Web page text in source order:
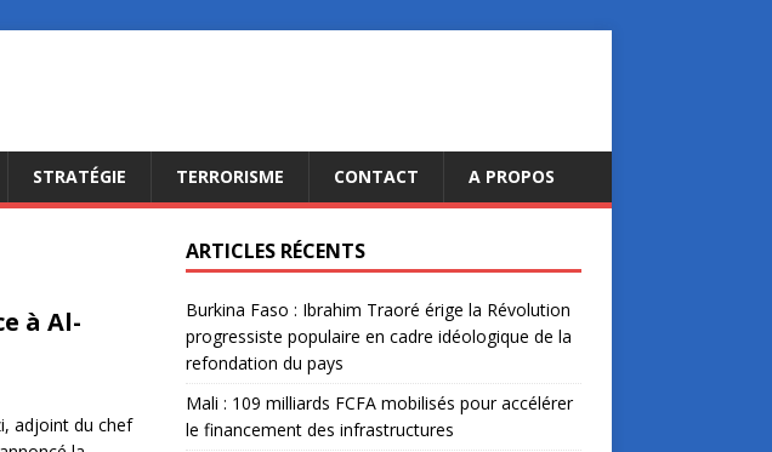
STRATÉGIE TERRORISME CONTACT A PROPOS
à Al-
adjoint du chef
ARTICLES RÉCENTS
Burkina Faso : Ibrahim Traoré érige la Révolution
progressiste populaire en cadre idéologique de la
refondation du pays
Mali : 109 milliards FCFA mobilisés pour accélérer
le financement des infrastructures